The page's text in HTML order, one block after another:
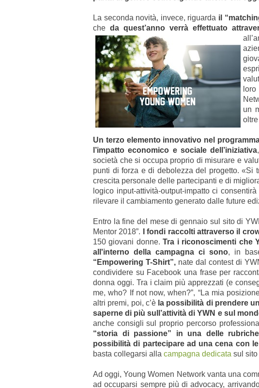
La seconda novità, invece, riguarda il
che da quest’anno verrà effettuato
un
Un terzo elemento innovativo nel
l’impatto economico e sociale dell’iniziativa
società che si occupa proprio di misurare e
punti di forza e di debolezza del progetto.«Si
crescita personale delle partecipanti e di
logico input-attività-output-impatto ci
rilevare il cambiamento generato dalle future
Entro la fine del mese di gennaio sul sito di
Mentor 2018”.
I fondi raccolti attraverso il
150 giovani donne.Tra i riconoscimenti che
all'interno della campagna ci sono, in
“Empowering T-Shirt”, nate dal contest di
condividere su Facebook una frase per
donna oggi. Tra i claim più apprezzati (e
me, who? If not now, when?”, “La mia
altri premi, poi, c’è la possibilità di prendere
saperne di più sull’attività di YWN e sul
anche consigli sul proprio percorso
“storia di passione” in una delle
possibilità di partecipare ad una cena con
basta collegarsi alla campagna dedicata sul
Ad oggi, Young Women Network vanta una
ad occuparsi sempre più di advocacy,